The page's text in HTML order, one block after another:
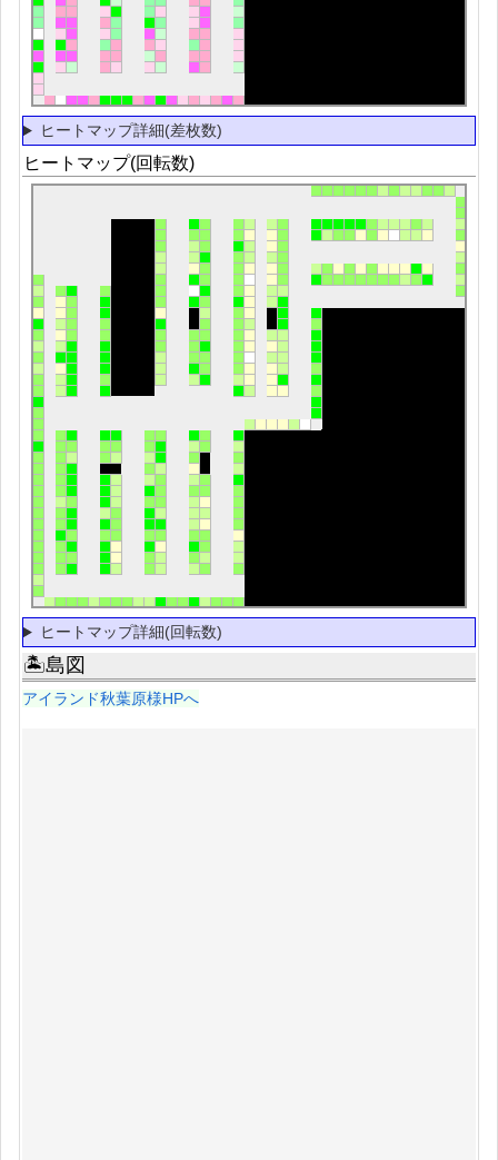
ヒートマップ詳細(差枚数)
ヒートマップ(回転数)
ヒートマップ詳細(回転数)
🏝島図
アイランド秋葉原様HPへ